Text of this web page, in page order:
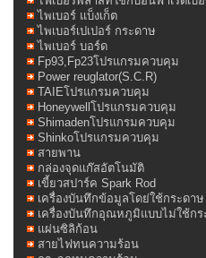
ไพเบอร์ แบ็งเก็ต
ไพเบอร์เปเปอร์ กระดาษ
ไพเบอร์ บอร์ด
Fp93,Fp23โปรแกรมควบคุม
Power reuglator(S.C.R)
TAIEโปรแกรมควบคุม
Honeywellโปรแกรมควบคุม
Shimadenโปรแกรมควบคุม
Shinkoโปรแกรมควบคุม
สายพาน
กล่องจุดแก๊สอัตโนมัติ
เขี้ยวสปาร์ค Spark Rod
เครื่องบันทึกข้อมูลโดย่ใช้กระดาษ
เครื่องบันทึกอุณหภูมิแบบไม่ใช้กร
แผ่นซิลิก้อน
สายไฟทนความร้อน